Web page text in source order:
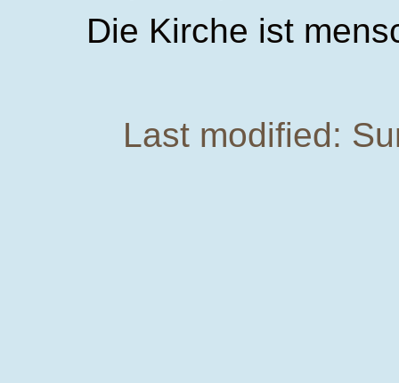
Die Kirche ist
Last modified: